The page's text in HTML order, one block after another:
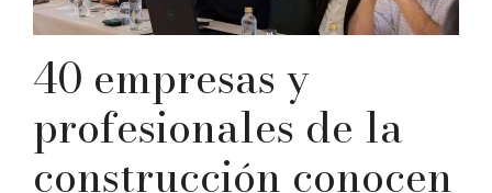
40 empresas y
profesionales de la
construcción conocen